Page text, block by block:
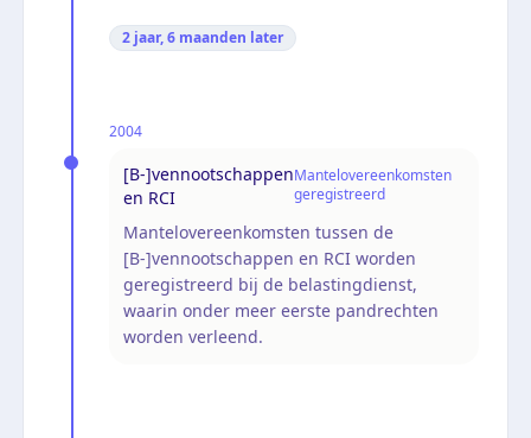
2 jaar, 6 maanden later
2004
[B-]vennootschappen
en RCI
Mantelovereenkomsten
geregistreerd
Mantelovereenkomsten tussen de
[B-]vennootschappen en RCI worden
geregistreerd bij de belastingdienst,
waarin onder meer eerste pandrechten
worden verleend.